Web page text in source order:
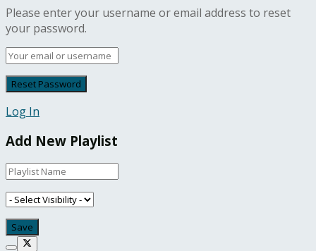
Please enter your username or email address to reset
your password.
Log In
Add New Playlist